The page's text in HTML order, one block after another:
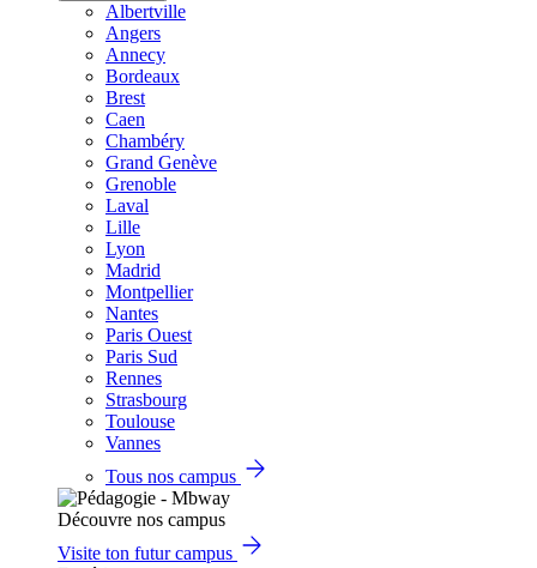
Albertville
Angers
Annecy
Bordeaux
Brest
Caen
Chambéry
Grand Genève
Grenoble
Laval
Lille
Lyon
Madrid
Montpellier
Nantes
Paris Ouest
Paris Sud
Rennes
Strasbourg
Toulouse
Vannes
Tous nos campus
Découvre nos campus
Visite ton futur campus